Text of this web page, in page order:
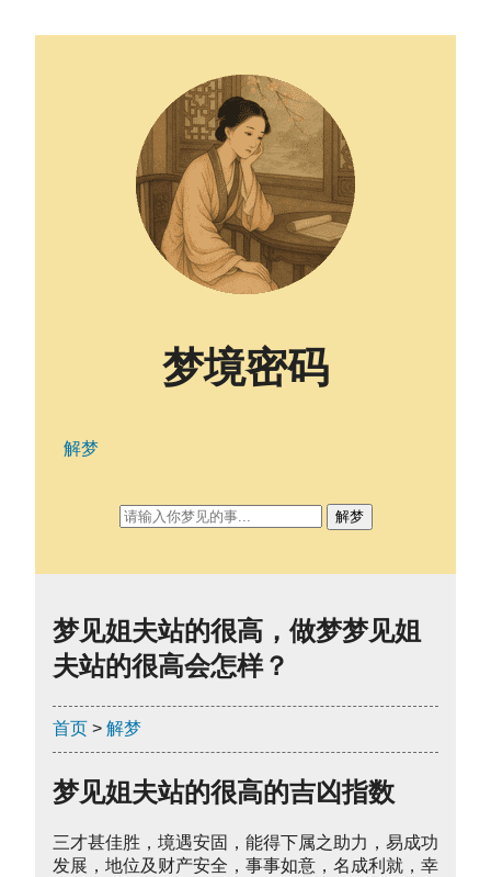
梦见姐夫站的很高，做梦梦见姐
夫站的很高会怎样？
首页 > 解梦
梦见姐夫站的很高的吉凶指数
三才甚佳胜，境遇安固，能得下属之助力，易成功
发展，地位及财产安全，事事如意，名成利就，幸
梦境密码
解梦
解梦